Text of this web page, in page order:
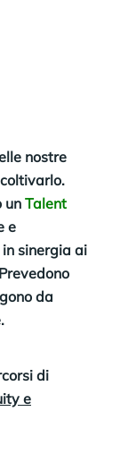
nostre
un Talent
e
sinergia ai
da
di
e